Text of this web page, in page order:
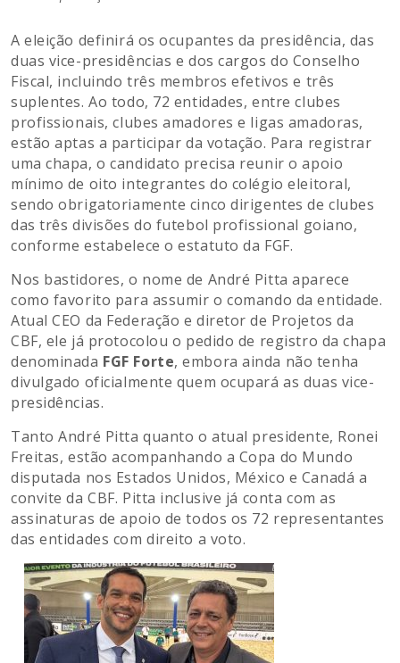
A eleição definirá os ocupantes da presidência, das
duas vice-presidências e dos cargos do Conselho
Fiscal, incluindo três membros efetivos e três
suplentes. Ao todo, 72 entidades, entre clubes
profissionais, clubes amadores e ligas amadoras,
estão aptas a participar da votação. Para registrar
uma chapa, o candidato precisa reunir o apoio
mínimo de oito integrantes do colégio eleitoral,
sendo obrigatoriamente cinco dirigentes de clubes
das três divisões do futebol profissional goiano,
conforme estabelece o estatuto da FGF.
Nos bastidores, o nome de André Pitta aparece
como favorito para assumir o comando da entidade.
Atual CEO da Federação e diretor de Projetos da
CBF, ele já protocolou o pedido de registro da chapa
denominada FGF Forte, embora ainda não tenha
divulgado oficialmente quem ocupará as duas vice-
presidências.
Tanto André Pitta quanto o atual presidente, Ronei
Freitas, estão acompanhando a Copa do Mundo
disputada nos Estados Unidos, México e Canadá a
convite da CBF. Pitta inclusive já conta com as
assinaturas de apoio de todos os 72 representantes
das entidades com direito a voto.